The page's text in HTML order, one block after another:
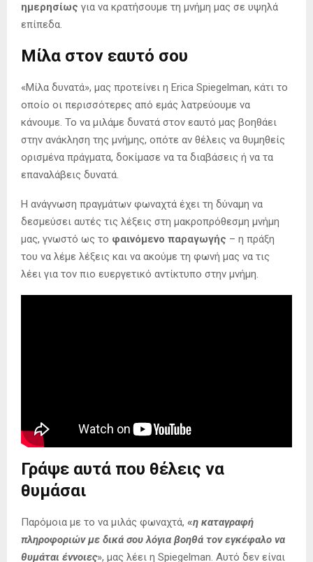
ημερησίως για να κρατήσουμε τη μνήμη μας σε υψηλά
επίπεδα.
Μίλα στον εαυτό σου
«Μίλα δυνατά», μας προτείνει η Erica Spiegelman, κάτι το
οποίο οι περισσότερες από εμάς λατρεύουμε να
κάνουμε. Το να μιλάμε δυνατά στον εαυτό μας βοηθάει
στην ανάκληση της μνήμης, οπότε αν θέλεις να θυμηθείς
ορισμένα πράγματα, δοκίμασε να τα διαβάσεις ή να τα
επαναλάβεις δυνατά.
Η ανάγνωση πραγμάτων φωναχτά έχει τη δύναμη να
δεσμεύσει αυτές τις λέξεις στη μακροπρόθεσμη μνήμη
μας, γνωστό ως το φαινόμενο παραγωγής – η πράξη
του να λέμε λέξεις και να ακούμε τη φωνή μας να τις
λέει για τον πιο ευεργετικό αντίκτυπο στην μνήμη.
Γράψε αυτά που θέλεις να
θυμάσαι
Παρόμοια με το να μιλάς φωναχτά, «η καταγραφή
πληροφοριών με δικά σου λόγια βοηθά τον εγκέφαλο να
θυμάται έννοιες», μας λέει η Spiegelman. Αυτό δεν είναι